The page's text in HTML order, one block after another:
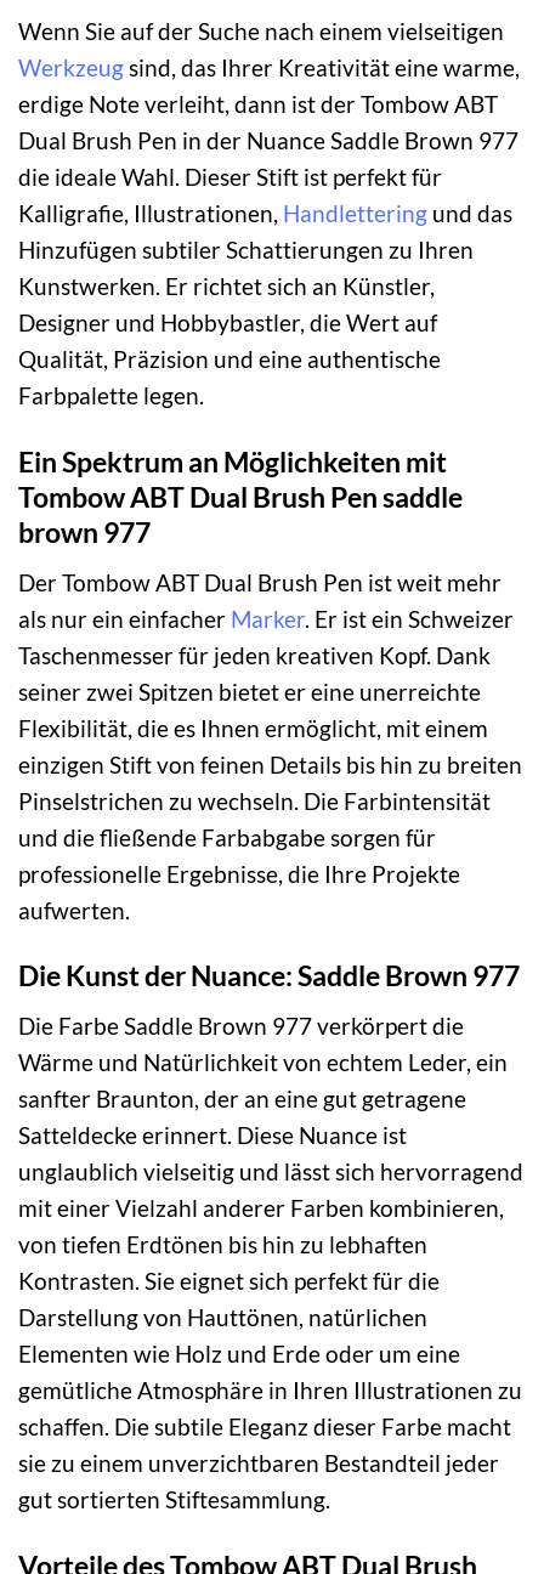
Wenn Sie auf der Suche nach einem vielseitigen
Werkzeugsind, das Ihrer Kreativität eine warme,
erdige Note verleiht, dann ist der Tombow ABT
Dual Brush Pen in der Nuance Saddle Brown 977
die ideale Wahl. Dieser Stift ist perfekt für
Kalligrafie, Illustrationen, Handlettering und das
Hinzufügen subtiler Schattierungen zu Ihren
Kunstwerken. Er richtet sich an Künstler,
Designer und Hobbybastler, die Wert auf
Qualität, Präzision und eine authentische
Farbpalette legen.
Ein Spektrum an Möglichkeiten mit
Tombow ABT Dual Brush Pen saddle
brown 977
Der Tombow ABT Dual Brush Pen ist weit mehr
als nur ein einfacher Marker . Er ist ein Schweizer
Taschenmesser für jeden kreativen Kopf. Dank
seiner zwei Spitzen bietet er eine unerreichte
Flexibilität, die es Ihnen ermöglicht, mit einem
einzigen Stift von feinen Details bis hin zu breiten
Pinselstrichen zu wechseln. Die Farbintensität
und die fließende Farbabgabe sorgen für
professionelle Ergebnisse, die Ihre Projekte
aufwerten.
Die Kunst der Nuance: Saddle Brown 977
Die Farbe Saddle Brown 977 verkörpert die
Wärme und Natürlichkeit von echtem Leder, ein
sanfter Braunton, der an eine gut getragene
Satteldecke erinnert. Diese Nuance ist
unglaublich vielseitig und lässt sich hervorragend
mit einer Vielzahl anderer Farben kombinieren,
von tiefen Erdtönen bis hin zu lebhaften
Kontrasten. Sie eignet sich perfekt für die
Darstellung von Hauttönen, natürlichen
Elementen wie Holz und Erde oder um eine
gemütliche Atmosphäre in Ihren Illustrationen zu
schaffen. Die subtile Eleganz dieser Farbe macht
sie zu einem unverzichtbaren Bestandteil jeder
gut sortierten Stiftesammlung.
Vorteile des Tombow ABT Dual Brush